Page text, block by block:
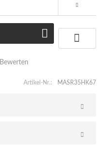
Bewerten
Artikel-Nr.: MASR35HK67